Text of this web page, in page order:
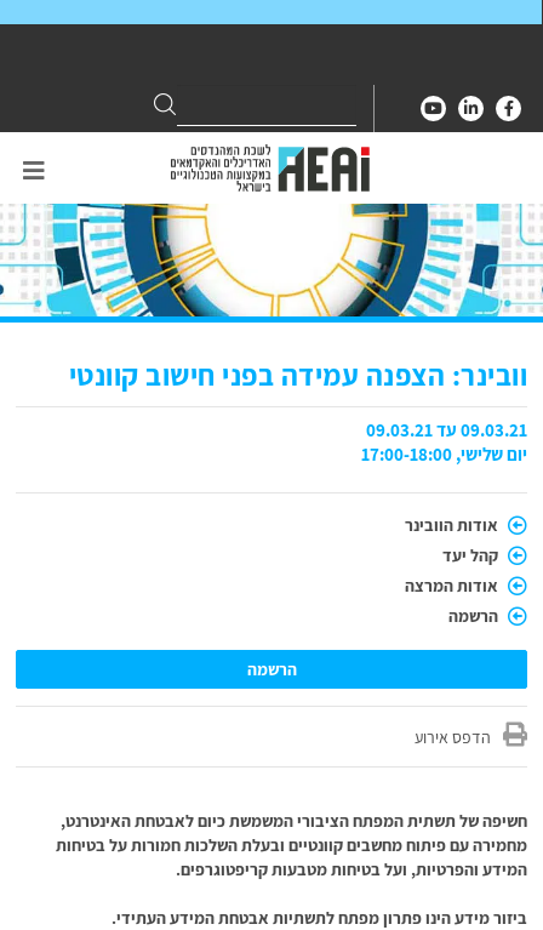
for:
Search
וובינר: הצפנה עמידה בפני חישוב קוונטי
09.03.21 עד 09.03.21
יום שלישי, 17:00-18:00
אודות הוובינר
קהל יעד
אודות המרצה
הרשמה
הרשמה
הדפס אירוע
חשיפה של תשתית המפתח הציבורי המשמשת כיום לאבטחת האינטרנט,
מחמירה עם פיתוח מחשבים קוונטיים ובעלת השלכות חמורות על בטיחות
המידע והפרטיות, ועל בטיחות מטבעות קריפטוגרפים.
ביזור מידע הינו פתרון מפתח לתשתיות אבטחת המידע העתידי.